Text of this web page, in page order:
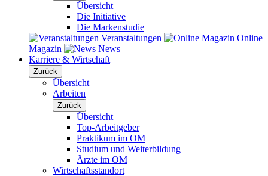
Übersicht
Die Initiative
Die Markenstudie
Veranstaltungen
Online
Magazin
News
Karriere & Wirtschaft
Zurück
Übersicht
Arbeiten
Zurück
Übersicht
Top-Arbeitgeber
Praktikum im OM
Studium und Weiterbildung
Ärzte im OM
Wirtschaftsstandort